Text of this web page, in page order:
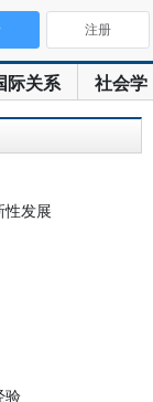
际关系 社会学
注册
性发展
验